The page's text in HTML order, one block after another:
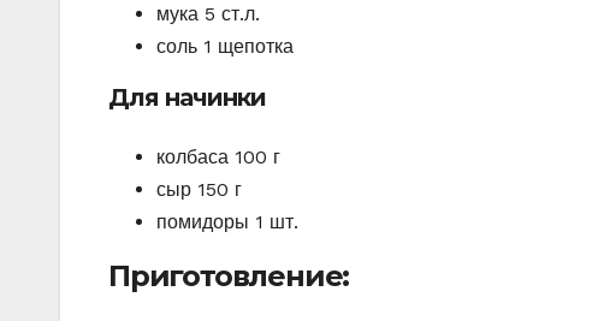
мука 5 ст.л.
соль 1 щепотка
Для начинки
колбаса 100 г
сыр 150 г
помидоры 1 шт.
Приготовление: